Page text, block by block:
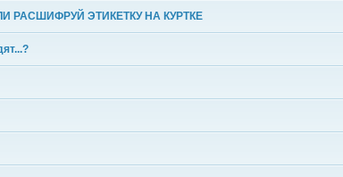
РАСШИФРУЙ ЭТИКЕТКУ НА КУРТКЕ